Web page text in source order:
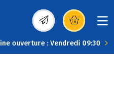
(s’ouvre dans une
ouverture : Vendredi 09:30